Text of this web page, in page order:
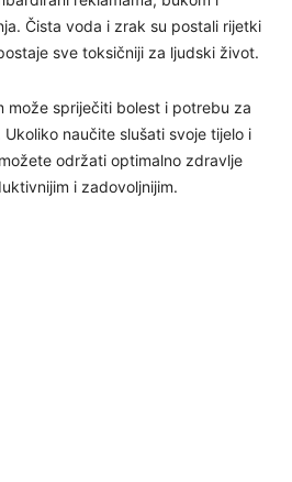
Čista voda i zrak su postali rijetki
sve toksičniji za ljudski život.
može spriječiti bolest i potrebu za
naučite slušati svoje tijelo i
održati optimalno zdravlje
i zadovoljnijim.